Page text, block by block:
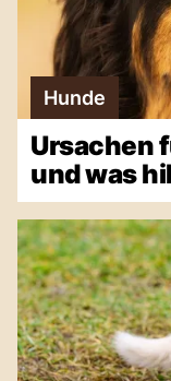
Hunde
Ursachen
und was